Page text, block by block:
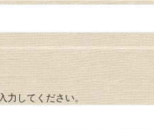
力してください。